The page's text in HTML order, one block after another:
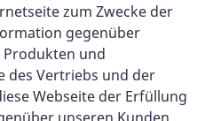
zum Zwecke der
gegenüber
und
des Vertriebs und der
Webseite der Erfüllung